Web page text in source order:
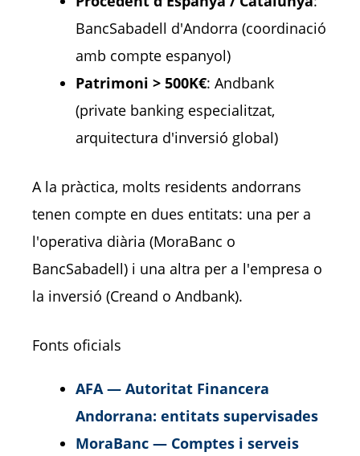
BancSabadell d'Andorra (coordinació
amb compte espanyol)
Patrimoni > 500K€: Andbank
(private banking especialitzat,
arquitectura d'inversió global)
A la pràctica, molts residents andorrans
tenen compte en dues entitats: una per a
l'operativa diària (MoraBanc o
BancSabadell) i una altra per a l'empresa o
la inversió (Creand o Andbank).
Fonts oficials
AFA — Autoritat Financera
Andorrana: entitats supervisades
MoraBanc — Comptes i serveis